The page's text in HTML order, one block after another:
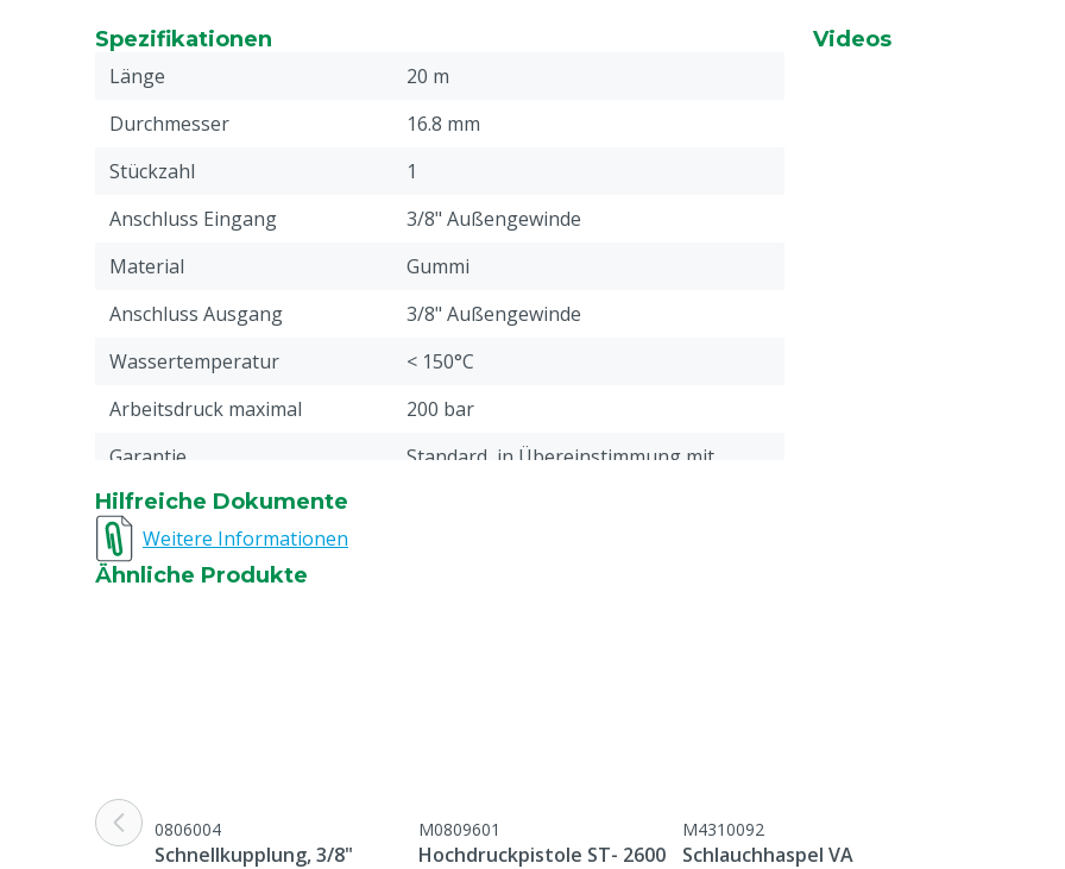
Spezifikationen
Länge
20 m
Durchmesser
16.8 mm
Stückzahl
1
Anschluss Eingang
3/8" Außengewinde
Material
Gummi
Anschluss Ausgang
3/8" Außengewinde
Wassertemperatur
< 150°C
Arbeitsdruck maximal
200 bar
Garantie
Standard, in Übereinstimmung mit
Gewicht
8 kg
Videos
Hilfreiche Dokumente
Weitere Informationen
Ähnliche Produkte
0806004
Schnellkupplung, 3/8"
M0809601
Hochdruckpistole ST- 2600
M4310092
Schlauchhaspel VA